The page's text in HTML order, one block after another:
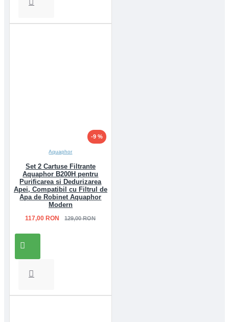
-9 %
Aquaphor
Set 2 Cartuse Filtrante
Aquaphor B200H pentru
Purificarea si Dedurizarea
Apei, Compatibil cu Filtrul de
Apa de Robinet Aquaphor
Modern
117,00 RON 129,00 RON